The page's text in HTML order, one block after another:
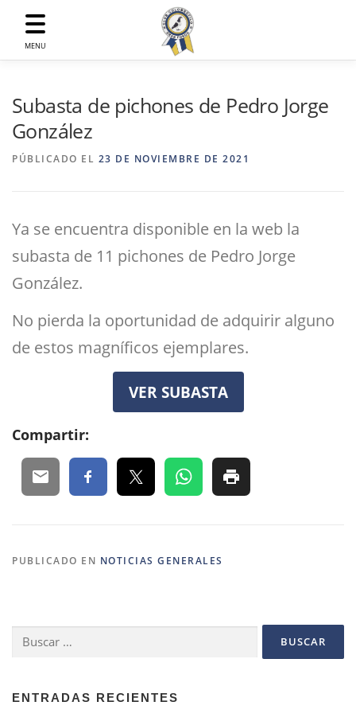
MENU
contenido
Subasta de pichones de Pedro Jorge
González
PÚBLICADO EL 23 DE NOVIEMBRE DE 2021
Ya se encuentra disponible en la web la
subasta de 11 pichones de Pedro Jorge
González.
No pierda la oportunidad de adquirir alguno
de estos magníficos ejemplares.
VER SUBASTA
Compartir:
PUBLICADO EN NOTICIAS GENERALES
Buscar:
ENTRADAS RECIENTES